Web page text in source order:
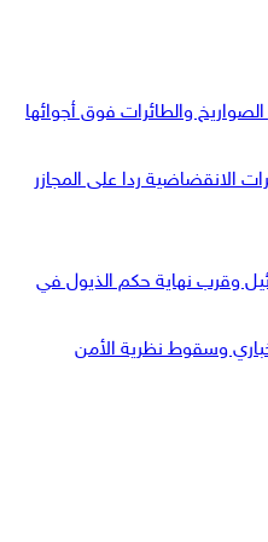
والطائرات فوق أجوائها
الانقضاضية ردا على المجازر
وقرب نهاية حكم الذيول في
وسقوط نظرية الأمن